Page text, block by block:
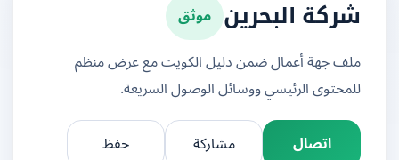
شركة البحرين موثق
ملف جهة أعمال ضمن دليل الكويت مع عرض منظم
للمحتوى الرئيسي ووسائل الوصول السريعة.
اتصال
مشاركة